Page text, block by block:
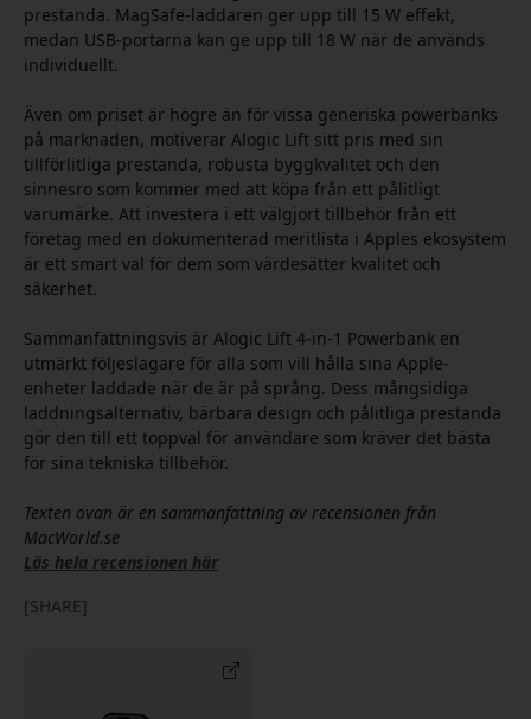
prestanda. MagSafe-laddaren ger upp till 15 W effekt,
medan USB-portarna kan ge upp till 18 W när de används
individuellt.
Även om priset är högre än för vissa generiska powerbanks
på marknaden, motiverar Alogic Lift sitt pris med sin
tillförlitliga prestanda, robusta byggkvalitet och den
sinnesro som kommer med att köpa från ett pålitligt
varumärke. Att investera i ett välgjort tillbehör från ett
företag med en dokumenterad meritlista i Apples ekosystem
är ett smart val för dem som värdesätter kvalitet och
säkerhet.
Sammanfattningsvis är Alogic Lift 4-in-1 Powerbank en
utmärkt följeslagare för alla som vill hålla sina Apple-
enheter laddade när de är på språng. Dess mångsidiga
laddningsalternativ, bärbara design och pålitliga prestanda
gör den till ett toppval för användare som kräver det bästa
för sina tekniska tillbehör.
Texten ovan är en sammanfattning av recensionen från
MacWorld.se
Läs hela recensionen här
[SHARE]